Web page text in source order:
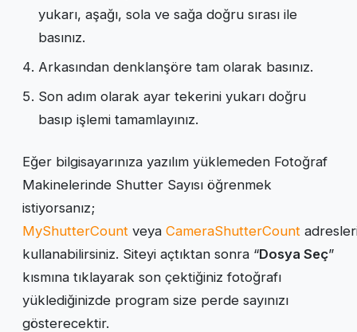
yukarı, aşağı, sola ve sağa doğru sırası ile
basınız.
Arkasından denklanşöre tam olarak basınız.
Son adım olarak ayar tekerini yukarı doğru
basıp işlemi tamamlayınız.
Eğer bilgisayarınıza yazılım yüklemeden Fotoğraf
Makinelerinde Shutter Sayısı öğrenmek
istiyorsanız;
MyShutterCount veya CameraShutterCount
kullanabilirsiniz. Siteyi açtıktan sonra “Dosya Seç”
kısmına tıklayarak son çektiğiniz fotoğrafı
yüklediğinizde program size perde sayınızı
gösterecektir.